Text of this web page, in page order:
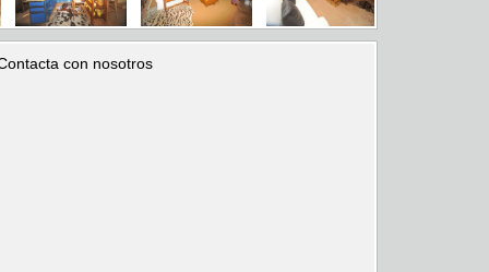
con nosotros